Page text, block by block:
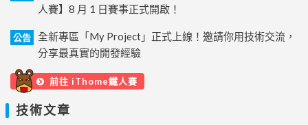
人賽】8 月 1 日賽事正式開啟！
公告
全新專區「My Project」正式上線！邀請你用技術交流，
分享最真實的開發經驗
前往 iThome鐵人賽
技術文章